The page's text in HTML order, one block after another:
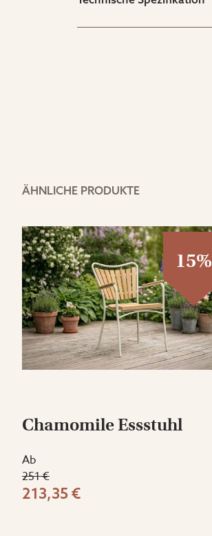
ÄHNLICHE PRODUKTE
15%
Chamomile Essstuhl
Ab
251 €
213,35 €